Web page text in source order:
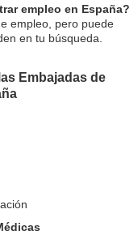
empleo en España?
empleo, pero puede
en tu búsqueda.
Embajadas de